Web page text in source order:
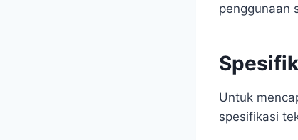
penggunaan
Untuk
spesifikasi